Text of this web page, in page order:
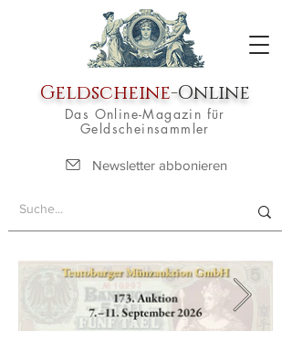
Geldscheine-Online
Das Online-Magazin für
Geldscheinsammler
Newsletter abbonieren